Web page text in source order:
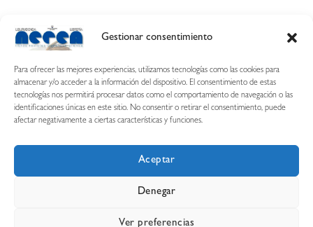
Gestionar consentimiento
Para ofrecer las mejores experiencias, utilizamos tecnologías como las cookies para
almacenar y/o acceder a la información del dispositivo. El consentimiento de estas
tecnologías nos permitirá procesar datos como el comportamiento de navegación o las
identificaciones únicas en este sitio. No consentir o retirar el consentimiento, puede
afectar negativamente a ciertas características y funciones.
Aceptar
Denegar
Ver preferencias
Calle Esquíroz, 27
687 54 31 70
nerearetamonge@gmail.com
Aviso legal
Condiciones de uso y compra